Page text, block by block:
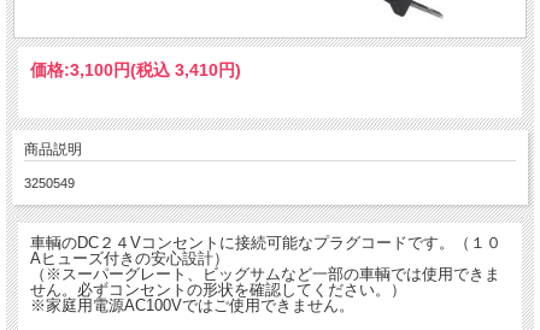
価格:3,100円(税込 3,410円)
商品説明
3250549
車輌のDC２４Vコンセントに接続可能なプラグコードです。（１０
Aヒューズ付きの安心設計）
（※スーパーグレート、ビッグサムなど一部の車輌では使用できま
せん。必ずコンセントの形状を確認してください。）
※家庭用電源AC100Vではご使用できません。